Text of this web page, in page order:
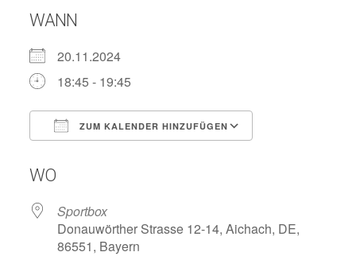
WANN
20.11.2024
18:45 - 19:45
ZUM KALENDER HINZUFÜGEN
WO
Sportbox
Donauwörther Strasse 12-14, Aichach, DE,
86551, Bayern